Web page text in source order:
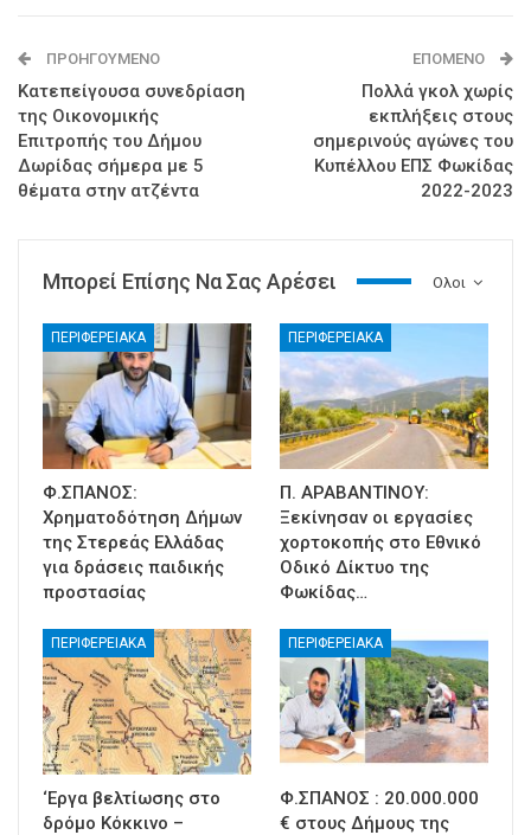
ΠΡΟΗΓΟΎΜΕΝΟ
Κατεπείγουσα συνεδρίαση
της Οικονομικής
Επιτροπής του Δήμου
Δωρίδας σήμερα με 5
θέματα στην ατζέντα
ΕΠΌΜΕΝΟ
Πολλά γκολ χωρίς
εκπλήξεις στους
σημερινούς αγώνες του
Κυπέλλου ΕΠΣ Φωκίδας
2022-2023
Ολοι
Μπορεί Επίσης Να Σας Αρέσει
ΠΕΡΙΦΕΡΕΙΑΚΑ
Φ.ΣΠΑΝΟΣ:
Χρηματοδότηση Δήμων
της Στερεάς Ελλάδας
για δράσεις παιδικής
προστασίας
ΠΕΡΙΦΕΡΕΙΑΚΑ
Π. ΑΡΑΒΑΝΤΙΝΟΥ:
Ξεκίνησαν οι εργασίες
χορτοκοπής στο Εθνικό
Οδικό Δίκτυο της
Φωκίδας…
ΠΕΡΙΦΕΡΕΙΑΚΑ
‘Εργα βελτίωσης στο
δρόμο Κόκκινο –
ΠΕΡΙΦΕΡΕΙΑΚΑ
Φ.ΣΠΑΝΟΣ : 20.000.000
€ στους Δήμους της